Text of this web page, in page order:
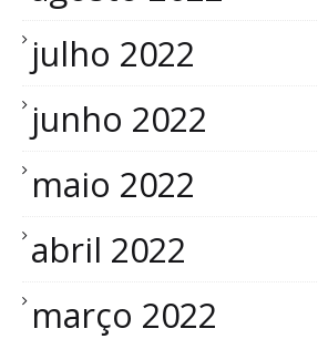
julho 2022
junho 2022
maio 2022
abril 2022
março 2022